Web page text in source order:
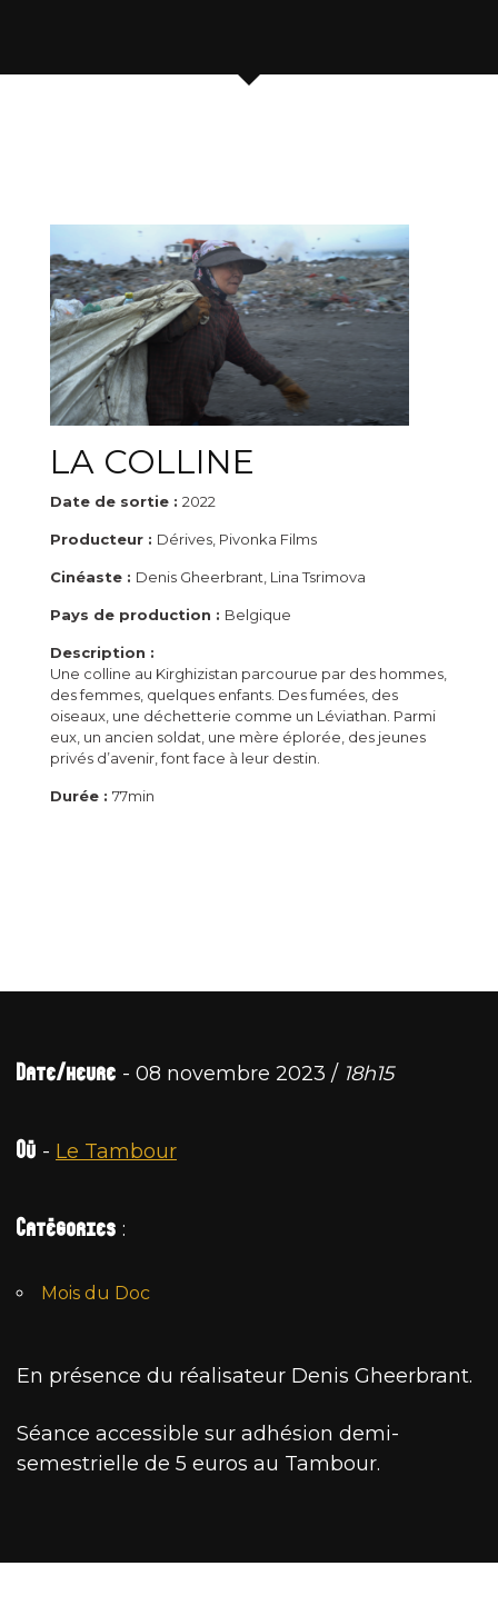
LA COLLINE
Date de sortie : 2022
Producteur : Dérives, Pivonka Films
Cinéaste : Denis Gheerbrant, Lina Tsrimova
Pays de production : Belgique
Description :
Une colline au Kirghizistan parcourue par des hommes,
des femmes, quelques enfants. Des fumées, des
oiseaux, une déchetterie comme un Léviathan. Parmi
eux, un ancien soldat, une mère éplorée, des jeunes
privés d’avenir, font face à leur destin.
Durée : 77min
Date/heure - 08 novembre 2023 / 18h15
Où - Le Tambour
Catégories :
Mois du Doc
En présence du réalisateur Denis Gheerbrant.
Séance accessible sur adhésion demi-
semestrielle de 5 euros au Tambour.